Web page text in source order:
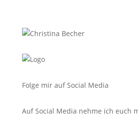
Folge mir auf Social Media
Auf Social Media nehme ich euch